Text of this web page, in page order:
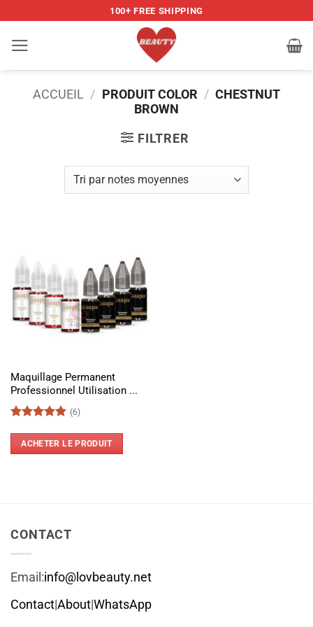
contenu
100+ FREE SHIPPING
ACCUEIL / PRODUIT COLOR / CHESTNUT
BROWN
FILTRER
Maquillage Permanent
Professionnel Utilisation ...
(6)
ACHETER LE PRODUIT
CONTACT
Email:info@lovbeauty.net
Contact|About|WhatsApp